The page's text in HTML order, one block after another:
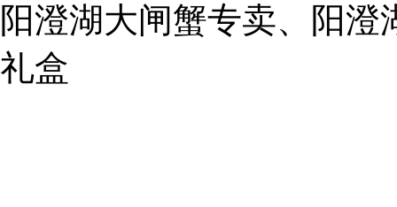
1019225591
阳澄湖大闸蟹专卖、阳
礼盒